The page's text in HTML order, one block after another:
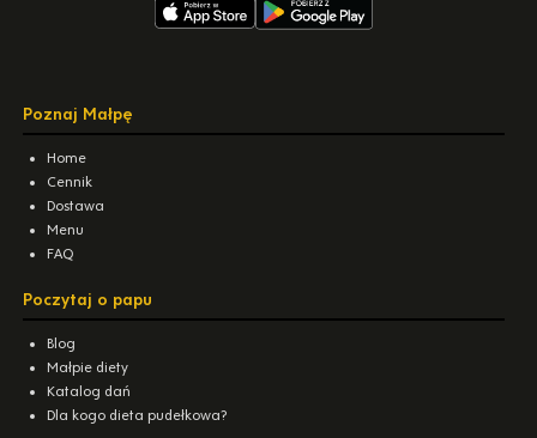
Poznaj Małpę
Home
Cennik
Dostawa
Menu
FAQ
Poczytaj o papu
Blog
Małpie diety
Katalog dań
Dla kogo dieta pudełkowa?